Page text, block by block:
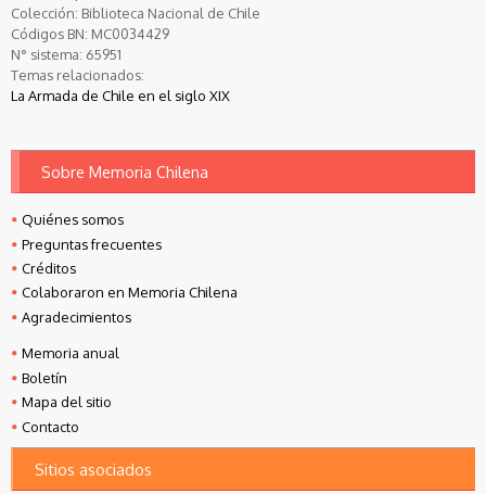
Colección: Biblioteca Nacional de Chile
Códigos BN: MC0034429
N° sistema: 65951
Temas relacionados:
La Armada de Chile en el siglo XIX
Sobre Memoria Chilena
Quiénes somos
Preguntas frecuentes
Créditos
Colaboraron en Memoria Chilena
Agradecimientos
Memoria anual
Boletín
Mapa del sitio
Contacto
Sitios asociados